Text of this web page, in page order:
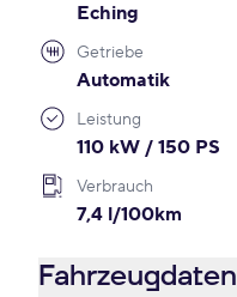
Eching
Getriebe
Automatik
Leistung
110 kW / 150 PS
Verbrauch
7,4 l/100km
Fahrzeugdaten